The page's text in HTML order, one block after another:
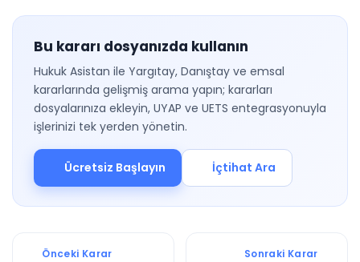
Bu kararı dosyanızda kullanın
Hukuk Asistan ile Yargıtay, Danıştay ve emsal
kararlarında gelişmiş arama yapın; kararları
dosyalarınıza ekleyin, UYAP ve UETS entegrasyonuyla
işlerinizi tek yerden yönetin.
Ücretsiz Başlayın İçtihat Ara
Önceki Karar Sonraki Karar